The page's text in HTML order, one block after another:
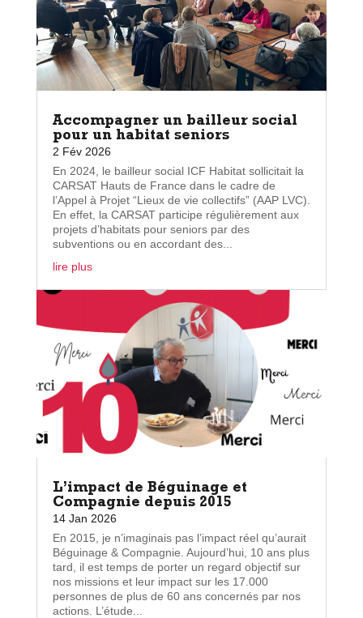
Accompagner un bailleur social
pour un habitat seniors
2 Fév 2026
En 2024, le bailleur social ICF Habitat sollicitait la
CARSAT Hauts de France dans le cadre de
l’Appel à Projet “Lieux de vie collectifs” (AAP LVC).
En effet, la CARSAT participe régulièrement aux
projets d’habitats pour seniors par des
subventions ou en accordant des...
lire plus
L’impact de Béguinage et
Compagnie depuis 2015
14 Jan 2026
En 2015, je n’imaginais pas l’impact réel qu’aurait
Béguinage & Compagnie. Aujourd’hui, 10 ans plus
tard, il est temps de porter un regard objectif sur
nos missions et leur impact sur les 17.000
personnes de plus de 60 ans concernés par nos
actions. L’étude...